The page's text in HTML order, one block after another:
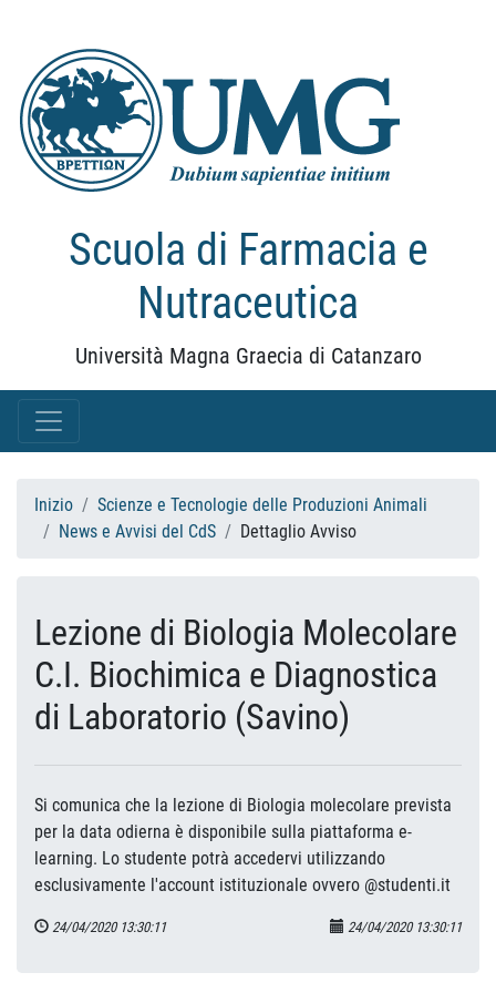
Scuola di Farmacia e
Nutraceutica
Università Magna Graecia di Catanzaro
Inizio
Scienze e Tecnologie delle Produzioni Animali
News e Avvisi del CdS
Dettaglio Avviso
Lezione di Biologia Molecolare
C.I. Biochimica e Diagnostica
di Laboratorio (Savino)
Si comunica che la lezione di Biologia molecolare prevista
per la data odierna è disponibile sulla piattaforma e-
learning. Lo studente potrà accedervi utilizzando
esclusivamente l'account istituzionale ovvero @studenti.it
24/04/2020 13:30:11 24/04/2020 13:30:11